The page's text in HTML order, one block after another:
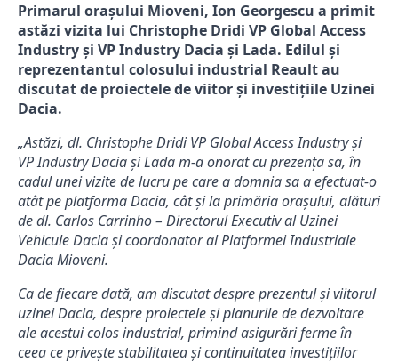
Primarul orașului Mioveni, Ion Georgescu a primit
astăzi vizita lui Christophe Dridi VP Global Access
Industry şi VP Industry Dacia şi Lada. Edilul și
reprezentantul colosului industrial Reault au
discutat de proiectele de viitor și investițiile Uzinei
Dacia.
„Astăzi, dl. Christophe Dridi VP Global Access Industry şi
VP Industry Dacia şi Lada m-a onorat cu prezența sa, în
cadul unei vizite de lucru pe care a domnia sa a efectuat-o
atât pe platforma Dacia, cât și la primăria orașului, alături
de dl. Carlos Carrinho – Directorul Executiv al Uzinei
Vehicule Dacia și coordonator al Platformei Industriale
Dacia Mioveni.
Ca de fiecare dată, am discutat despre prezentul și viitorul
uzinei Dacia, despre proiectele și planurile de dezvoltare
ale acestui colos industrial, primind asigurări ferme în
ceea ce privește stabilitatea și continuitatea investițiilor